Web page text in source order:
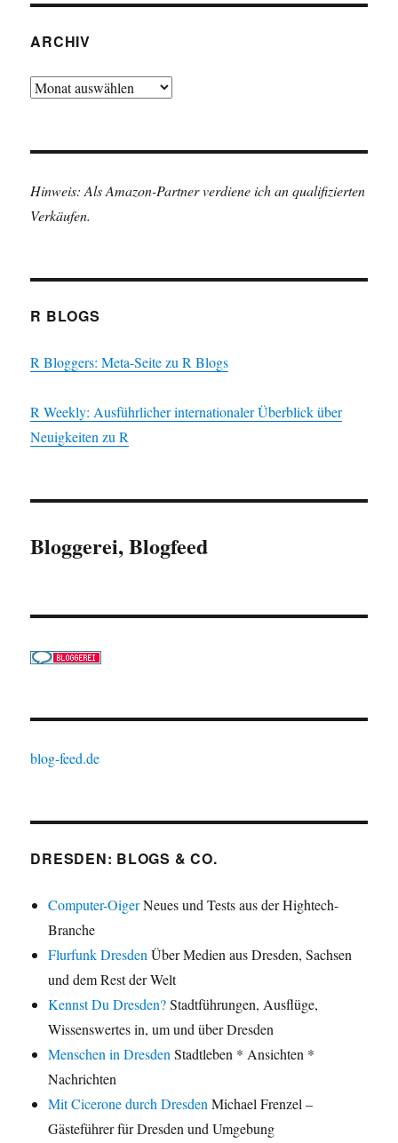
ARCHIV
Archiv
Hinweis: Als Amazon-Partner verdiene ich an qualifizierten
Verkäufen.
R BLOGS
R Bloggers: Meta-Seite zu R Blogs
R Weekly: Ausführlicher internationaler Überblick über
Neuigkeiten zu R
Bloggerei, Blogfeed
blog-feed.de
DRESDEN: BLOGS & CO.
Computer-OigerNeues und Tests aus der Hightech-
Branche
Flurfunk DresdenÜber Medien aus Dresden, Sachsen
und dem Rest der Welt
Kennst Du Dresden?Stadtführungen, Ausflüge,
Wissenswertes in, um und über Dresden
Menschen in DresdenStadtleben * Ansichten *
Nachrichten
Mit Cicerone durch DresdenMichael Frenzel –
Gästeführer für Dresden und Umgebung